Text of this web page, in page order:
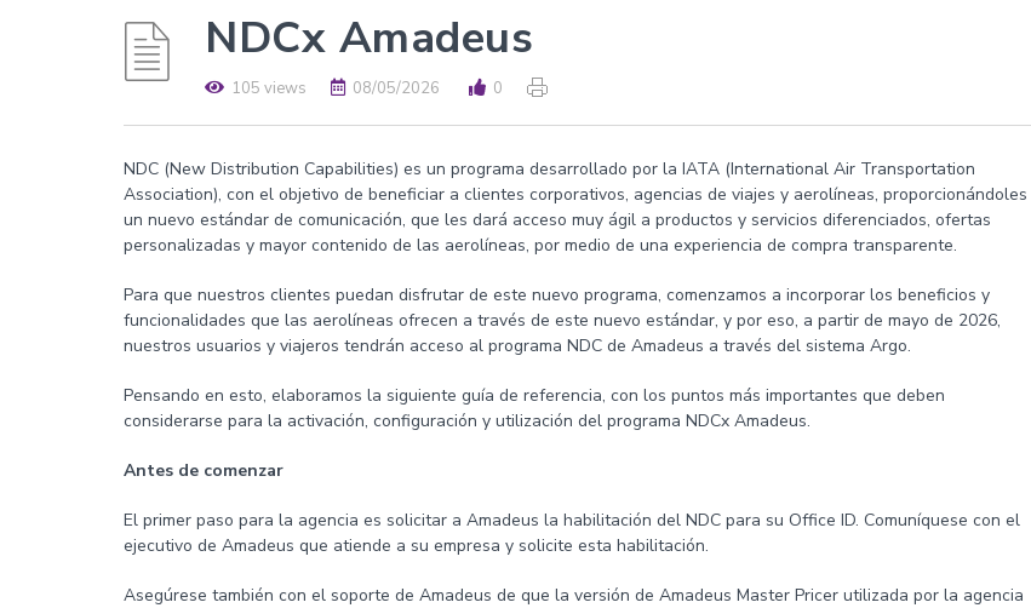
NDCx Amadeus
105 views 08/05/2026 0
NDC (New Distribution Capabilities) es un programa desarrollado por la IATA (International Air Transportation
Association), con el objetivo de beneficiar a clientes corporativos, agencias de viajes y aerolíneas, proporcionándoles
un nuevo estándar de comunicación, que les dará acceso muy ágil a productos y servicios diferenciados, ofertas
personalizadas y mayor contenido de las aerolíneas, por medio de una experiencia de compra transparente.
Para que nuestros clientes puedan disfrutar de este nuevo programa, comenzamos a incorporar los beneficios y
funcionalidades que las aerolíneas ofrecen a través de este nuevo estándar, y por eso, a partir de mayo de 2026,
nuestros usuarios y viajeros tendrán acceso al programa NDC de Amadeus a través del sistema Argo.
Pensando en esto, elaboramos la siguiente guía de referencia, con los puntos más importantes que deben
considerarse para la activación, configuración y utilización del programa NDCx Amadeus.
Antes de comenzar
El primer paso para la agencia es solicitar a Amadeus la habilitación del NDC para su Office ID. Comuníquese con el
ejecutivo de Amadeus que atiende a su empresa y solicite esta habilitación.
Asegúrese también con el soporte de Amadeus de que la versión de Amadeus Master Pricer utilizada por la agencia